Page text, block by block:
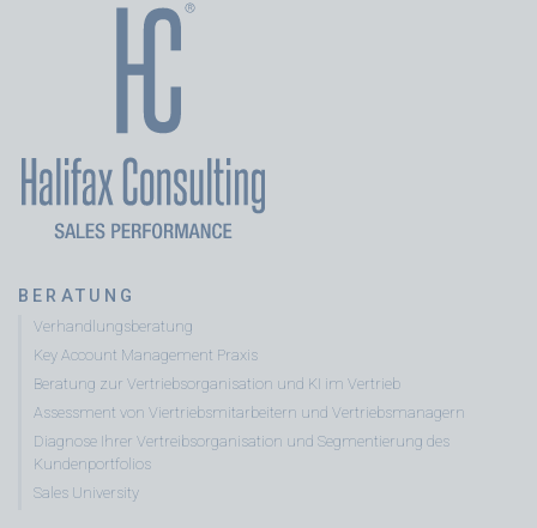
BERATUNG
Verhandlungsberatung
Key Account Management Praxis
Beratung zur Vertriebsorganisation und KI im Vertrieb
Assessment von Viertriebsmitarbeitern und Vertriebsmanagern
Diagnose Ihrer Vertreibsorganisation und Segmentierung des
Kundenportfolios
Sales University